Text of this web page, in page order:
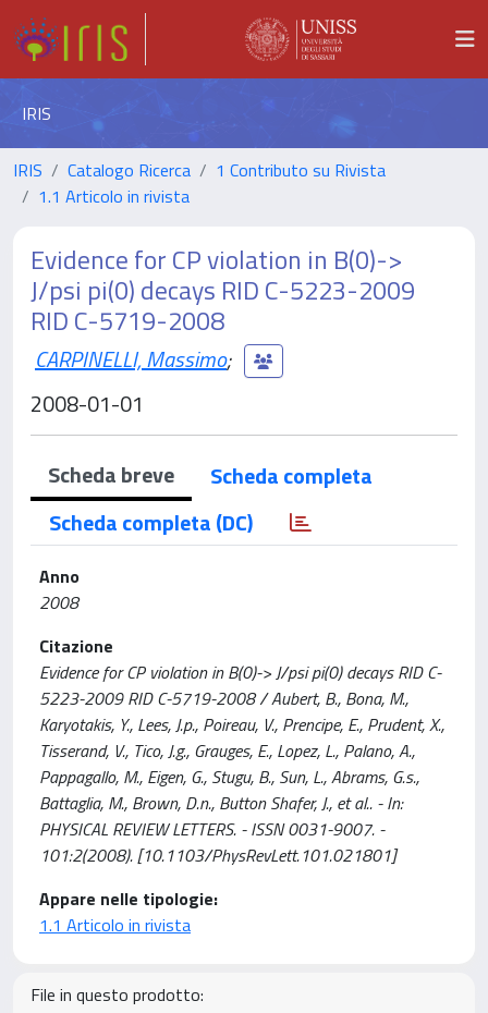
IRIS
IRIS Catalogo Ricerca
1 Contributo su Rivista
1.1 Articolo in rivista
Evidence for CP violation in B(0)->
J/psi pi(0) decays RID C-5223-2009
RID C-5719-2008
CARPINELLI, Massimo;
2008-01-01
Scheda breve
Scheda completa
Scheda completa (DC)
Anno
2008
Citazione
Evidence for CP violation in B(0)-> J/psi pi(0) decays RID C-
5223-2009 RID C-5719-2008 / Aubert, B., Bona, M.,
Karyotakis, Y., Lees, J.p., Poireau, V., Prencipe, E., Prudent, X.,
Tisserand, V., Tico, J.g., Grauges, E., Lopez, L., Palano, A.,
Pappagallo, M., Eigen, G., Stugu, B., Sun, L., Abrams, G.s.,
Battaglia, M., Brown, D.n., Button Shafer, J., et al.. - In:
PHYSICAL REVIEW LETTERS. - ISSN 0031-9007. -
101:2(2008). [10.1103/PhysRevLett.101.021801]
Appare nelle tipologie:
1.1 Articolo in rivista
File in questo prodotto: